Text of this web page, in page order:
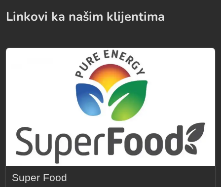
Linkovi ka našim klijentima
Super Food